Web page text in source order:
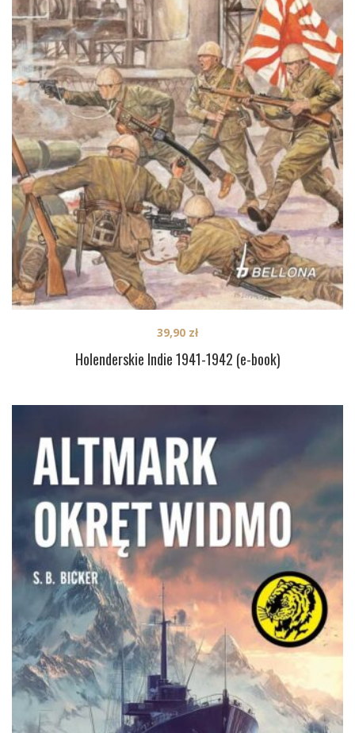
Holenderskie Indie 1941-1942 (e-book)
39,90 zł